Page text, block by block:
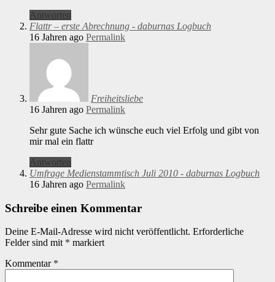
Antworten
Flattr – erste Abrechnung - daburnas Logbuch
16 Jahren ago Permalink
Freiheitsliebe
16 Jahren ago Permalink
Sehr gute Sache ich wünsche euch viel Erfolg und gibt von
mir mal ein flattr
Antworten
Umfrage Medienstammtisch Juli 2010 - daburnas Logbuch
16 Jahren ago Permalink
Schreibe einen Kommentar
Deine E-Mail-Adresse wird nicht veröffentlicht. Erforderliche
Felder sind mit * markiert
Kommentar *